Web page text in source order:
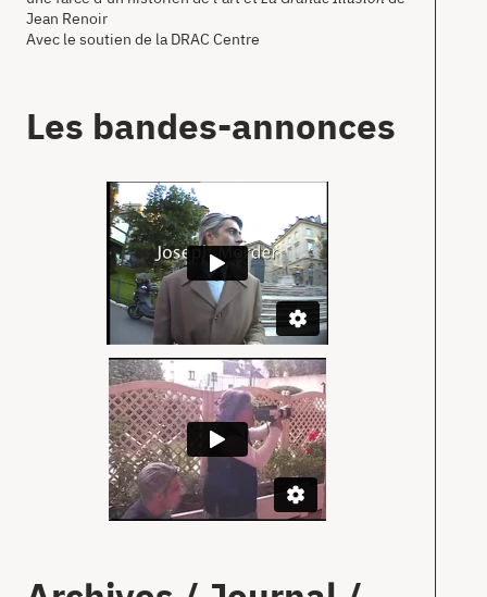
Jean Renoir
Avec le soutien de la DRAC Centre
Les bandes-annonces